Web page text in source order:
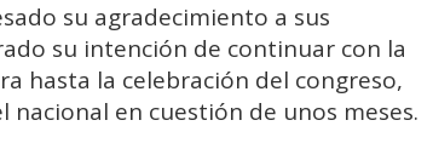
su agradecimiento a sus
su intención de continuar con la
hasta la celebración del congreso,
nacional en cuestión de unos meses.